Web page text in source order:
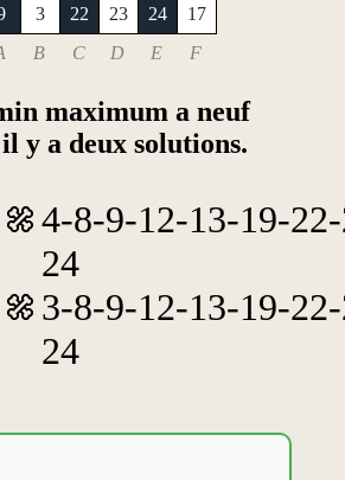
3 22 23 24
17
B C D E F
maximum a neuf
y a deux solutions.
4-8-9-12-13-19-
24
3-8-9-12-13-19-
24